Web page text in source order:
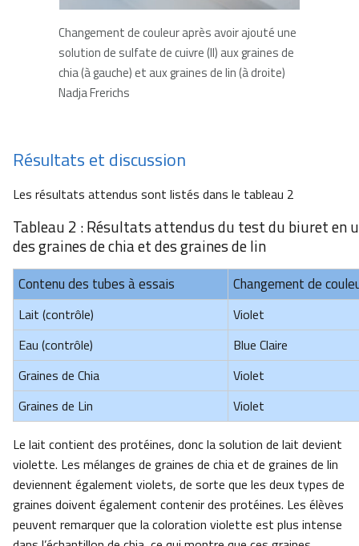
Changement de couleur après avoir ajouté une
solution de sulfate de cuivre (II) aux graines de
chia (à gauche) et aux graines de lin (à droite)
Nadja Frerichs
Résultats et discussion
Les résultats attendus sont listés dans le tableau 2
Tableau 2 : Résultats attendus du test du biuret en
des graines de chia et des graines de lin
Contenu des tubes à essais Changement de
Lait (contrôle)
Violet
Eau (contrôle)
Blue Claire
Graines de Chia
Violet
Graines de Lin
Violet
Le lait contient des protéines, donc la solution de lait devient
violette. Les mélanges de graines de chia et de graines de lin
deviennent également violets, de sorte que les deux types de
graines doivent également contenir des protéines. Les élèves
peuvent remarquer que la coloration violette est plus intense